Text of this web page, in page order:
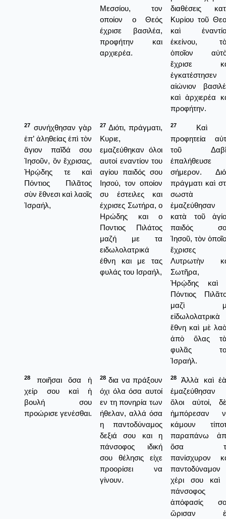
Μεσσίου, τον
οποίον ο Θεός
έχρισε βασιλέα,
προφήτην και
αρχιερέα.
διαθέσεις
Κυρίου τοῦ
καὶ
ἐκείνου,
ὁποῖον
ἔχρισε
ἐγκατέστησεν
αἰώνιον
καὶ ἀρχιερέα
προφήτην.
27 συνήχθησαν γὰρ
ἐπ’ ἀληθείας ἐπὶ τὸν
ἅγιον παῖδά σου
Ἰησοῦν, ὃν ἔχρισας,
Ἡρῴδης τε καὶ
Πόντιος Πιλᾶτος
σὺν ἔθνεσι καὶ λαοῖς
Ἰσραήλ,
27 Διότι, πράγματι,
Κυριε,
εμαζεύθηκαν όλοι
αυτοί εναντίον του
αγίου παιδός σου
Ιησού, τον οποίον
συ έστειλες και
έχρισες Σωτήρα, ο
Ηρώδης και ο
Ποντιος Πιλάτος
μαζή με τα
ειδωλολατρικά
έθνη και με τας
φυλάς του Ισραήλ,
27
Καὶ
προφητεία
τοῦ
ἐπαλήθευσε
σήμερον.
πράγματι καὶ
σωστὰ
ἐμαζεύθησαν
κατὰ τοῦ
παιδός
Ἰησοῦ, τὸν
ἔχρισες
Λυτρωτὴν
Σωτῆρα,
Ἡρῴδης καὶ
Πόντιος
μαζὶ
εἰδωλολατρικὰ
ἔθνη καὶ μὲ
ἀπὸ ὅλας
φυλᾶς
Ἰσραήλ.
28
ποιῆσαι ὅσα ἡ
χείρ σου καὶ ἡ
βουλή σου
προώρισε γενέσθαι.
28 δια να πράξουν
όχι όλα όσα αυτοί
εν τη πονηρία των
ήθελαν, αλλά όσα
η παντοδύναμος
δεξιά σου και η
πάνσοφος ιδική
σου θέλησις είχε
προορίσει να
γίνουν.
28
Ἀλλὰ καὶ
ἐμαζεύθησαν
ὅλοι αὐτοί,
ἠμπόρεσαν
κάμουν
παραπάνω
ὅσα
πανίσχυρον
παντοδύναμον
χέρι σου καὶ
πάνσοφος
ἀπόφασίς
ὥρισαν